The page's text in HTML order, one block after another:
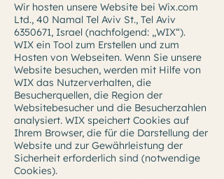
Wir hosten unsere Website bei Wix.com
Ltd., 40 Namal Tel Aviv St., Tel Aviv
6350671, Israel (nachfolgend: „WIX“).
WIX ein Tool zum Erstellen und zum
Hosten von Webseiten. Wenn Sie unsere
Website besuchen, werden mit Hilfe von
WIX das Nutzerverhalten, die
Besucherquellen, die Region der
Websitebesucher und die Besucherzahlen
analysiert. WIX speichert Cookies auf
Ihrem Browser, die für die Darstellung der
Website und zur Gewährleistung der
Sicherheit erforderlich sind (notwendige
Cookies).